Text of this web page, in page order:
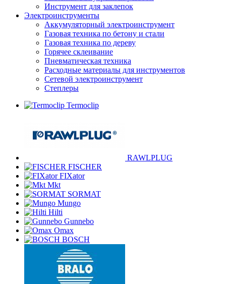
Инструмент для заклепок
Электроинструменты
Аккумуляторный электроинструмент
Газовая техника по бетону и стали
Газовая техника по дереву
Горячее склеивание
Пневматическая техника
Расходные материалы для инструментов
Сетевой электроинструмент
Степлеры
Termoclip
RAWLPLUG
FISCHER
FIXator
Mkt
SORMAT
Mungo
Hilti
Gunnebo
Omax
BOSCH